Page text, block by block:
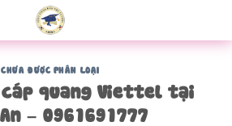
CHƯA ĐƯỢC PHÂN LOẠI
cáp quang Viettel tại
– 0961691777